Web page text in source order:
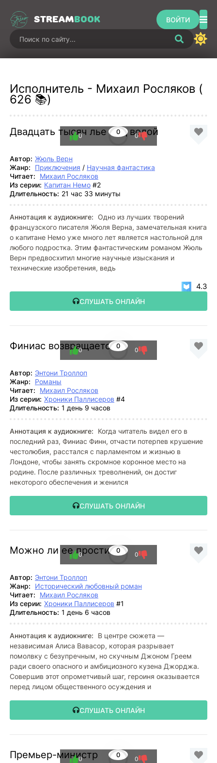
STREAMBOOK ВОЙТИ
Исполнитель - Михаил Росляков (
626 📚)
Двадцать тысяч лье под водой
0
0 0
Автор: Жюль Верн
Жанр:
Приключения / Научная фантастика
Читает:
Михаил Росляков
Из серии: Капитан Немо #2
Длительность: 21 час 33 минуты
Аннотация к аудиокниге: Одно из лучших творений
французского писателя Жюля Верна, замечательная книга
о капитане Немо уже много лет является настольной для
любого подростка. Этим фантастическим романом Жюль
Верн предвосхитил многие научные изыскания и
технические изобретения, ведь
СЛУШАТЬ ОНЛАЙН
4.3
Финиас возвращается0
0 0
Автор: Энтони Троллоп
Жанр:
Романы
Читает:
Михаил Росляков
Из серии: Хроники Паллисеров #4
Длительность: 1 день 9 часов
Аннотация к аудиокниге:
Когда читатель видел его в
последний раз, Финиас Финн, отчасти потерпев крушение
честолюбия, расстался с парламентом и жизнью в
Лондоне, чтобы занять скромное коронное место на
родине. После различных треволнений, он достиг
некоторого обеспечения и женился
СЛУШАТЬ ОНЛАЙН
Можно ли ее простить?
0
0 0
Автор: Энтони Троллоп
Жанр:
Исторический любовный роман
Читает:
Михаил Росляков
Из серии: Хроники Паллисеров #1
Длительность: 1 день 6 часов
Аннотация к аудиокниге:
В центре сюжета —
независимая Алиса Вавасор, которая разрывает
помолвку с безупречным, но скучным Джоном Греем
ради своего опасного и амбициозного кузена Джорджа.
Совершив этот опрометчивый шаг, героиня оказывается
перед лицом общественного осуждения и
СЛУШАТЬ ОНЛАЙН
Премьер-министр 0
0 0